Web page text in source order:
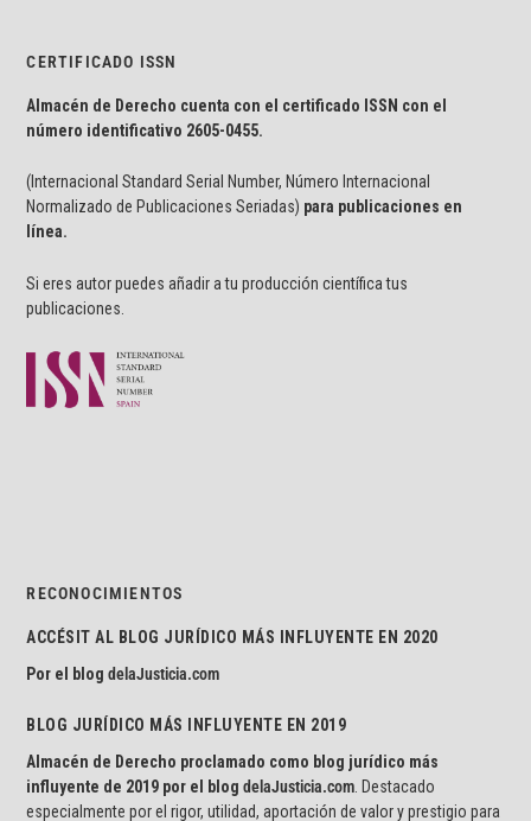
CERTIFICADO ISSN
Almacén de Derecho cuenta con el certificado ISSN con el
número identificativo 2605-0455.
(Internacional Standard Serial Number, Número Internacional
Normalizado de Publicaciones Seriadas) para publicaciones en
línea.
Si eres autor puedes añadir a tu producción científica tus
publicaciones.
RECONOCIMIENTOS
ACCÉSIT AL BLOG JURÍDICO MÁS INFLUYENTE EN 2020
Por el blogdelaJusticia.com
BLOG JURÍDICO MÁS INFLUYENTE EN 2019
Almacén de Derecho proclamado como blog jurídico más
influyente de 2019 por el blogdelaJusticia.com . Destacado
especialmente por el rigor, utilidad, aportación de valor y prestigio para